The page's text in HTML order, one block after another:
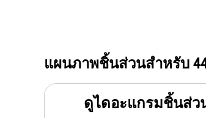
แผนภาพชิ้นส่วนสำหรับ
ดูไดอะแกรมชิ้นส่ว